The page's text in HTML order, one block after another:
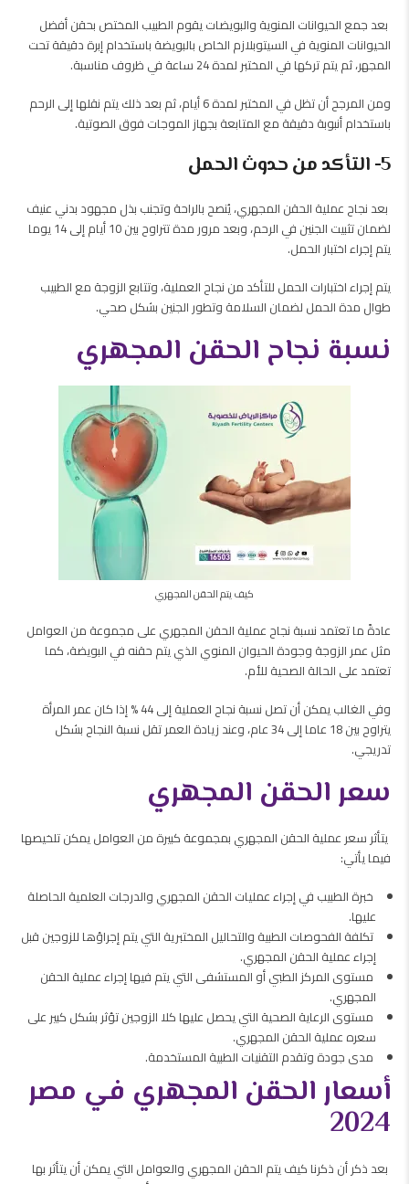
بعد جمع الحيوانات المنوية والبويضات يقوم الطبيب المختص بحقن أفضل
الحيوانات المنوية في السيتوبلازم الخاص بالبويضة باستخدام إبرة دقيقة تحت
المجهر، ثم يتم تركها في المختبر لمدة 24 ساعة في ظروف مناسبة.
ومن المرجح أن تظل في المختبر لمدة 6 أيام، ثم بعد ذلك يتم نقلها إلى الرحم
باستخدام أنبوبة دقيقة مع المتابعة بجهاز الموجات فوق الصوتية.
5- التأكد من حدوث الحمل
بعد نجاح عملية الحقن المجهري، يُنصح بالراحة وتجنب بذل مجهود بدني عنيف
لضمان تثبيت الجنين في الرحم، وبعد مرور مدة تتراوح بين 10 أيام إلى 14 يوما
يتم إجراء اختبار الحمل.
يتم إجراء اختبارات الحمل للتأكد من نجاح العملية، وتتابع الزوجة مع الطبيب
طوال مدة الحمل لضمان السلامة وتطور الجنين بشكل صحي.
نسبة نجاح الحقن المجهري
كيف يتم الحقن المجهري
عادةً ما تعتمد نسبة نجاح عملية الحقن المجهري على مجموعة من العوامل
مثل عمر الزوجة وجودة الحيوان المنوي الذي يتم حقنه في البويضة، كما
تعتمد على الحالة الصحية للأم.
وفي الغالب يمكن أن تصل نسبة نجاح العملية إلى 44 % إذا كان عمر المرأة
يتراوح بين 18 عاما إلى 34 عام، وعند زيادة العمر تقل نسبة النجاح بشكل
تدريجي.
سعر الحقن المجهري
يتأثر سعر عملية الحقن المجهري بمجموعة كبيرة من العوامل يمكن تلخيصها
فيما يأتي:
خبرة الطبيب في إجراء عمليات الحقن المجهري والدرجات العلمية الحاصلة
عليها.
تكلفة الفحوصات الطبية والتحاليل المختبرية التي يتم إجراؤها للزوجين قبل
إجراء عملية الحقن المجهري.
مستوى المركز الطبي أو المستشفى التي يتم فيها إجراء عملية الحقن
المجهري.
مستوى الرعاية الصحية التي يحصل عليها كلا الزوجين تؤثر بشكل كبير على
سعره عملية الحقن المجهري.
مدى جودة وتقدم التقنيات الطبية المستخدمة.
أسعار الحقن المجهري في مصر
2024
بعد ذكر أن ذكرنا كيف يتم الحقن المجهري والعوامل التي يمكن أن يتأثر بها